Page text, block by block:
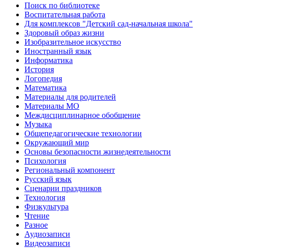
Поиск по библиотеке
Воспитательная работа
Для комплексов "Детский сад-начальная школа"
Здоровый образ жизни
Изобразительное искусство
Иностранный язык
Информатика
История
Логопедия
Математика
Материалы для родителей
Материалы МО
Междисциплинарное обобщение
Музыка
Общепедагогические технологии
Окружающий мир
Основы безопасности жизнедеятельности
Психология
Региональный компонент
Русский язык
Сценарии праздников
Технология
Физкультура
Чтение
Разное
Аудиозаписи
Видеозаписи